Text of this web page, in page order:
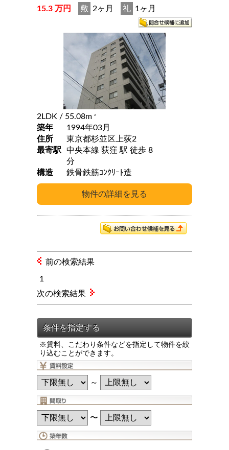
15.3 万円 敷 2ヶ月 礼 1ヶ月
2LDK / 55.08m 2
築年
1994年03月
住所
東京都杉並区上荻2
最寄駅
中央本線 荻窪 駅 徒歩 8
分
構造
鉄骨鉄筋ｺﾝｸﾘｰﾄ造
前の検索結果
1
※賃料、こだわり条件などを指定して物件を絞
り込むことができます。
～
〜